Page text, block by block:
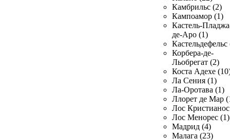
Камбрильс (2)
Кампоамор (1)
Кастель-
де-Аро (1)
Кастельдефельс
Корбера-де-
Льобрегат (2)
Коста Адехе
Ла Сения (1)
Ла-Оротава (1)
Ллорет де Мар
Лос
Лос Менорес (1)
Мадрид (4)
Малага (23)